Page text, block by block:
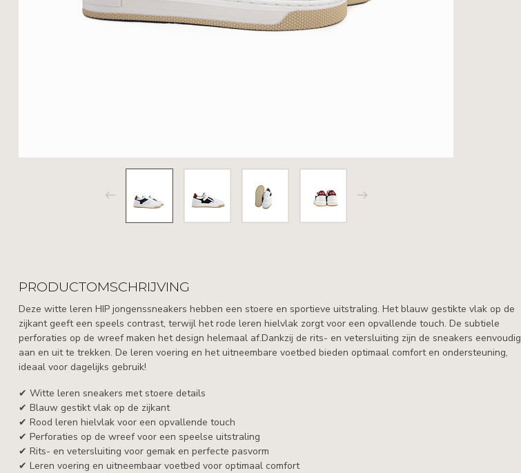
PRODUCTOMSCHRIJVING
Deze witte leren HIP jongenssneakers hebben een stoere en sportieve uitstraling. Het blauw gestikte vlak op de
zijkant geeft een speels contrast, terwijl het rode leren hielvlak zorgt voor een opvallende touch. De subtiele
perforaties op de wreef maken het design helemaal af.Dankzij de rits- en vetersluiting zijn de sneakers eenvoudig
aan en uit te trekken. De leren voering en het uitneembare voetbed bieden optimaal comfort en ondersteuning,
ideaal voor dagelijks gebruik!
✔ Witte leren sneakers met stoere details
✔ Blauw gestikt vlak op de zijkant
✔ Rood leren hielvlak voor een opvallende touch
✔ Perforaties op de wreef voor een speelse uitstraling
✔ Rits- en vetersluiting voor gemak en perfecte pasvorm
✔ Leren voering en uitneembaar voetbed voor optimaal comfort